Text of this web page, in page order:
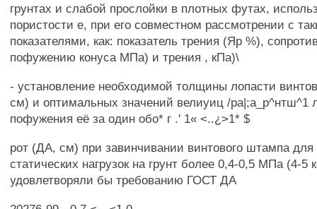
грунтах и слабой прослойки в плотных футах,
пористости е, при его совместном рассмотрении с
показателями, как: показатель трения (Яр %),
пофужению конуса МПа) и трения , кПа)\
- установление необходимой толщины лопасти
см) и оптимальных значений велиуиц /ра|;а_р^нтш^1
пофужения её за один обо* г .' 1« <..¿>1* $
рот (ДА, см) при завинчивании винтового штампа для
статических нагрузок на грунт более 0,4-0,5 МПа (4-5
удовлетворяли бы требованию ГОСТ ДА